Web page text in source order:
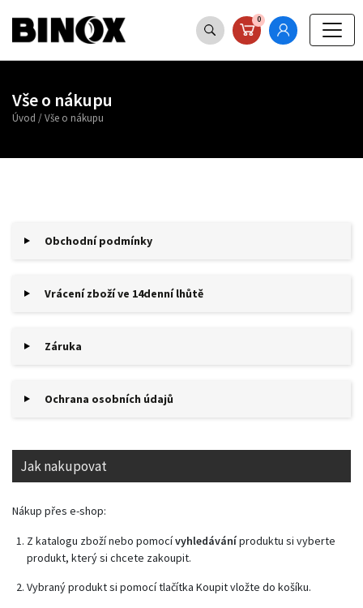
0
Vše o nákupu
Úvod /Vše o nákupu
Obchodní podmínky
Vrácení zboží ve 14denní lhůtě
Záruka
Ochrana osobních údajů
Jak nakupovat
Nákup přes e-shop:
Z katalogu zboží nebo pomocívyhledáváníproduktu si vyberte
produkt, který si chcete zakoupit.
Vybraný produkt si pomocí tlačítka Koupit vložte do košíku.